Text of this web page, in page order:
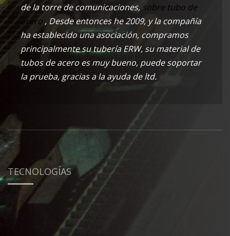
de la torre de comunicaciones, sobre tubo de
acero, Desde entonces he 2009, y la compañía
ha establecido una asociación, compramos
principalmente su tubería ERW, su material de
tubos de acero es muy bueno, puede soportar
la prueba, gracias a la ayuda de ltd.
TECNOLOGÍAS